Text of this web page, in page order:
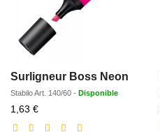
Surligneur Boss Neon
StabiloArt. 140/60 - Disponible
1,63 €Prix
réduit